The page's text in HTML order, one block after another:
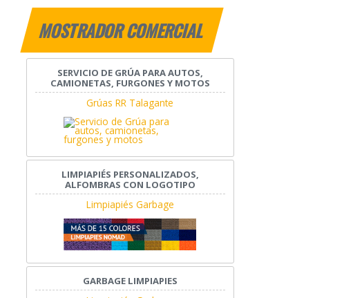
MOSTRADOR COMERCIAL
SERVICIO DE GRÚA PARA AUTOS,
CAMIONETAS, FURGONES Y MOTOS
Grúas RR Talagante
LIMPIAPIÉS PERSONALIZADOS,
ALFOMBRAS CON LOGOTIPO
Limpiapiés Garbage
GARBAGE LIMPIAPIES